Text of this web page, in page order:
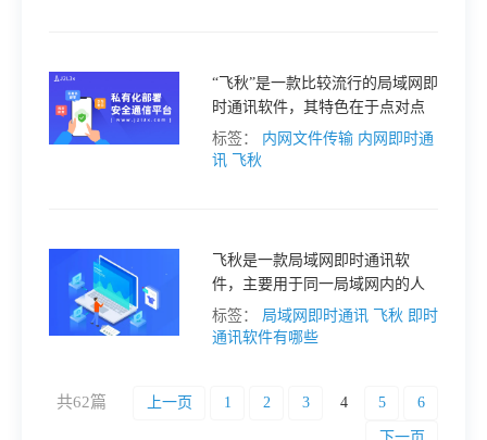
“飞秋”是一款比较流行的局域网即
时通讯软件，其特色在于点对点
传输文件及文件夹，通讯实时，
节省时间，且方便实现沟通。
标签： 内网文件传输 内网即时通
讯
飞秋
飞秋是一款局域网即时通讯软
件，主要用于同一局域网内的人
员之间进行信息交流和文件共
享。它的功能类似于 QQ，但它更
标签： 局域网即时通讯 飞秋 即时
通讯软件有哪些
共62篇 上一页 1 2 3 4 5 6